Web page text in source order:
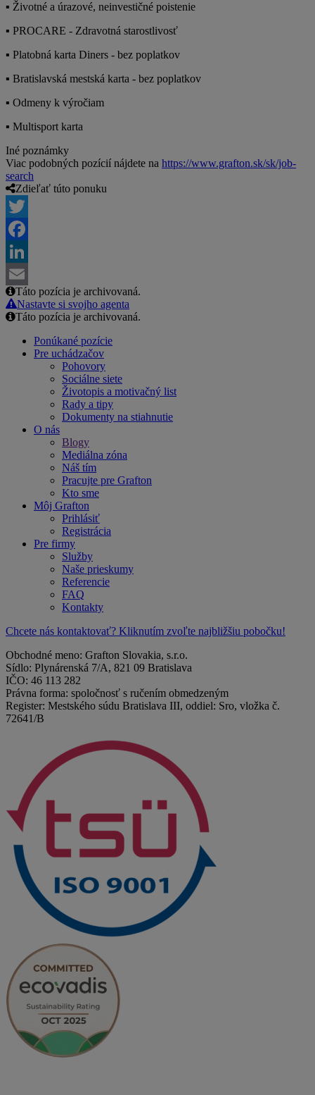
▪ Životné a úrazové, neinvestičné poistenie
▪ PROCARE - Zdravotná starostlivosť
▪ Platobná karta Diners - bez poplatkov
▪ Bratislavská mestská karta - bez poplatkov
▪ Odmeny k výročiam
▪ Multisport karta
Iné poznámky
Viac podobných pozícií nájdete na https://www.grafton.sk/sk/job-
search
Zdieľať túto ponuku
Twitter
Facebook
LinkedIn
Email
Táto pozícia je archivovaná.
Nastavte si svojho agenta
Táto pozícia je archivovaná.
Ponúkané pozície
Pre uchádzačov
Pohovory
Sociálne siete
Životopis a motivačný list
Rady a tipy
Dokumenty na stiahnutie
O nás
Blogy
Mediálna zóna
Náš tím
Pracujte pre Grafton
Kto sme
Môj Grafton
Prihlásiť
Registrácia
Pre firmy
Služby
Naše prieskumy
Referencie
FAQ
Kontakty
Chcete nás kontaktovať? Kliknutím zvoľte najbližšiu pobočku!
Obchodné meno: Grafton Slovakia, s.r.o.
Sídlo: Plynárenská 7/A, 821 09 Bratislava
IČO: 46 113 282
Právna forma: spoločnosť s ručením obmedzeným
Register: Mestského súdu Bratislava III, oddiel: Sro, vložka č.
72641/B